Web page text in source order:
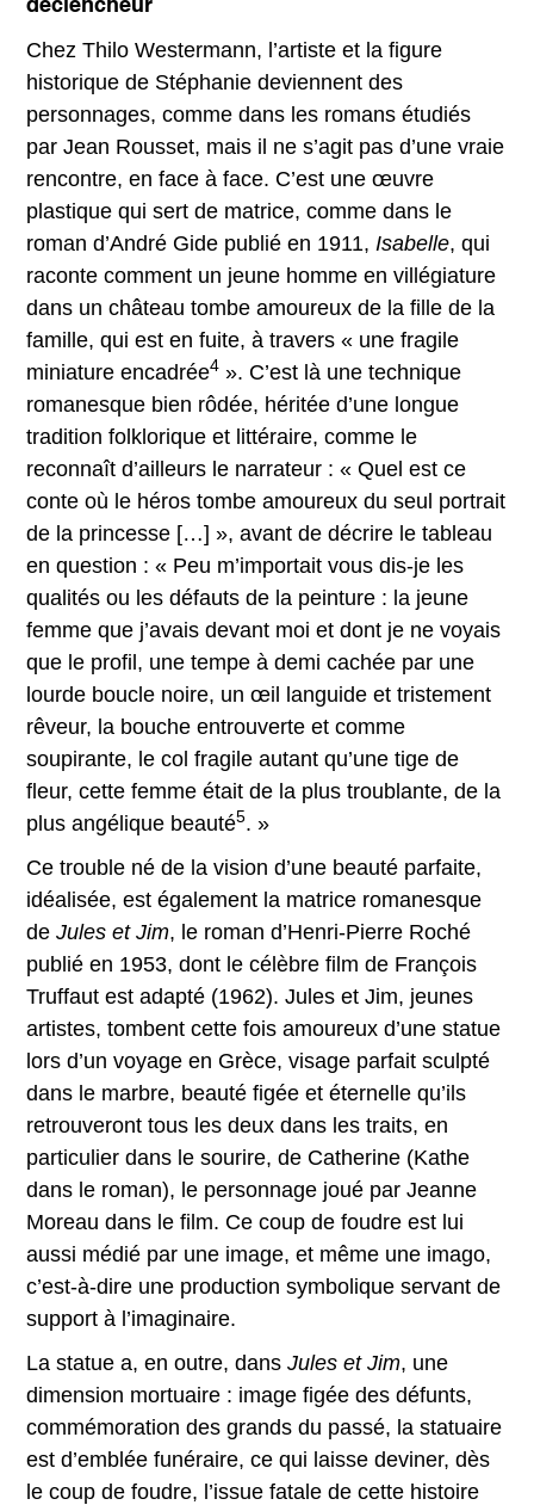
déclencheur
Chez Thilo Westermann, l’artiste et la figure
historique de Stéphanie deviennent des
personnages, comme dans les romans étudiés
par Jean Rousset, mais il ne s’agit pas d’une vraie
rencontre, en face à face. C’est une œuvre
plastique qui sert de matrice, comme dans le
roman d’André Gide publié en 1911, Isabelle, qui
raconte comment un jeune homme en villégiature
dans un château tombe amoureux de la fille de la
famille, qui est en fuite, à travers « une fragile
miniature encadrée4 ». C’est là une technique
romanesque bien rôdée, héritée d’une longue
tradition folklorique et littéraire, comme le
reconnaît d’ailleurs le narrateur : « Quel est ce
conte où le héros tombe amoureux du seul portrait
de la princesse […] », avant de décrire le tableau
en question : « Peu m’importait vous dis-je les
qualités ou les défauts de la peinture : la jeune
femme que j’avais devant moi et dont je ne voyais
que le profil, une tempe à demi cachée par une
lourde boucle noire, un œil languide et tristement
rêveur, la bouche entrouverte et comme
soupirante, le col fragile autant qu’une tige de
fleur, cette femme était de la plus troublante, de la
plus angélique beauté5. »
Ce trouble né de la vision d’une beauté parfaite,
idéalisée, est également la matrice romanesque
deJules et Jim, le roman d’Henri-Pierre Roché
publié en 1953, dont le célèbre film de François
Truffaut est adapté (1962). Jules et Jim, jeunes
artistes, tombent cette fois amoureux d’une statue
lors d’un voyage en Grèce, visage parfait sculpté
dans le marbre, beauté figée et éternelle qu’ils
retrouveront tous les deux dans les traits, en
particulier dans le sourire, de Catherine (Kathe
dans le roman), le personnage joué par Jeanne
Moreau dans le film. Ce coup de foudre est lui
aussi médié par une image, et même une imago,
c’est-à-dire une production symbolique servant de
support à l’imaginaire.
La statue a, en outre, dansJules et Jim, une
dimension mortuaire : image figée des défunts,
commémoration des grands du passé, la statuaire
est d’emblée funéraire, ce qui laisse deviner, dès
le coup de foudre, l’issue fatale de cette histoire